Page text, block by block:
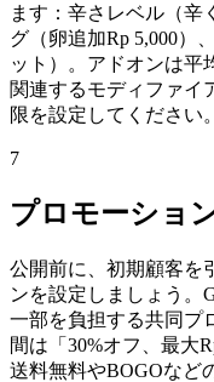
ます：辛さレベル（辛
グ（卵追加Rp 5,000）
ット）。アドオンは平
関連するモディファイ
限を設定してください。
7
プロモーショ
公開前に、初期顧客を
ンを設定しましょう。
一部を負担する共同プ
間は「30%オフ、最大
送料無料やBOGOなど